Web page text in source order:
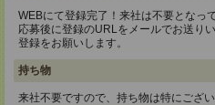
WEBにて登録完了！来社は不要となっ
応募後に登録のURLをメールでお送り
登録をお願いします。
持ち物
来社不要ですので、持ち物は特にござい